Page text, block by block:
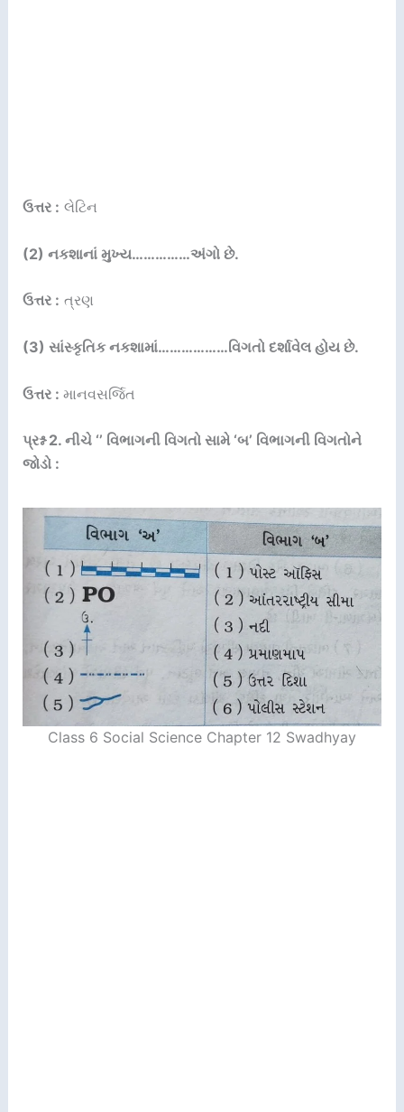
ઉત્તર : લેટિન
(2) નકશાનાં મુખ્ય……………અંગો છે.
ઉત્તર : ત્રણ
(3) સાંસ્કૃતિક નકશામાં………………વિગતો દર્શાવેલ હોય છે.
ઉત્તર : માનવસર્જિત
પ્રશ્ન 2. નીચે ‘’ વિભાગની વિગતો સામે ‘બ’ વિભાગની વિગતોને
જોડો :
Class 6 Social Science Chapter 12 Swadhyay